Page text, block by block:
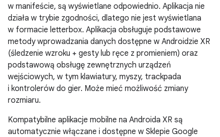
w manifeście, są wyświetlane odpowiednio. Aplikacja nie
działa w trybie zgodności, dlatego nie jest wyświetlana
w formacie letterbox. Aplikacja obsługuje podstawowe
metody wprowadzania danych dostępne w Androidzie XR
(śledzenie wzroku + gesty lub ręce z promieniem) oraz
podstawową obsługę zewnętrznych urządzeń
wejściowych, w tym klawiatury, myszy, trackpada
i kontrolerów do gier. Może mieć możliwość zmiany
rozmiaru.
Kompatybilne aplikacje mobilne na Androida XR są
automatycznie włączane i dostępne w Sklepie Google